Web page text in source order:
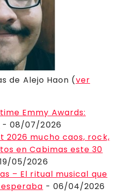
de Alejo Haon (ver
Emmy Awards:
- 08/07/2026
2026 mucho caos, rock,
en Cabimas este 30
05/2026
– El ritual musical que
- 06/04/2026